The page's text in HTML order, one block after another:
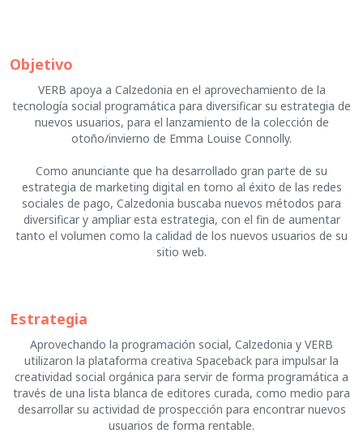
Objetivo
VERB apoya a Calzedonia en el aprovechamiento de la
tecnología social programática para diversificar su estrategia de
nuevos usuarios, para el lanzamiento de la colección de
otoño/invierno de Emma Louise Connolly.
Como anunciante que ha desarrollado gran parte de su
estrategia de marketing digital en torno al éxito de las redes
sociales de pago, Calzedonia buscaba nuevos métodos para
diversificar y ampliar esta estrategia, con el fin de aumentar
tanto el volumen como la calidad de los nuevos usuarios de su
sitio web.
Estrategia
Aprovechando la programación social, Calzedonia y VERB
utilizaron la plataforma creativa Spaceback para impulsar la
creatividad social orgánica para servir de forma programática a
través de una lista blanca de editores curada, como medio para
desarrollar su actividad de prospección para encontrar nuevos
usuarios de forma rentable.